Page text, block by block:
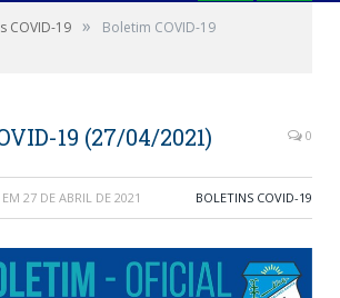
COVID-19 »
Boletim COVID-19
19 (27/04/2021) 0
EM 27 DE ABRIL DE 2021 BOLETINS COVID-19